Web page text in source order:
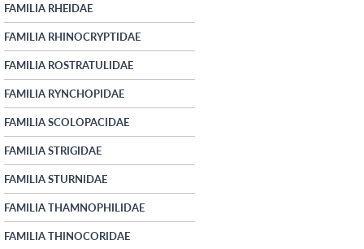
FAMILIA RHEIDAE
FAMILIA RHINOCRYPTIDAE
FAMILIA ROSTRATULIDAE
FAMILIA RYNCHOPIDAE
FAMILIA SCOLOPACIDAE
FAMILIA STRIGIDAE
FAMILIA STURNIDAE
FAMILIA THAMNOPHILIDAE
FAMILIA THINOCORIDAE